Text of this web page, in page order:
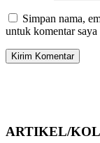
Simpan nama,
untuk komentar
ARTIKEL/